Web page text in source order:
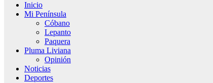
Inicio
Mi Península
Cóbano
Lepanto
Paquera
Pluma Liviana
Opinión
Noticias
Deportes